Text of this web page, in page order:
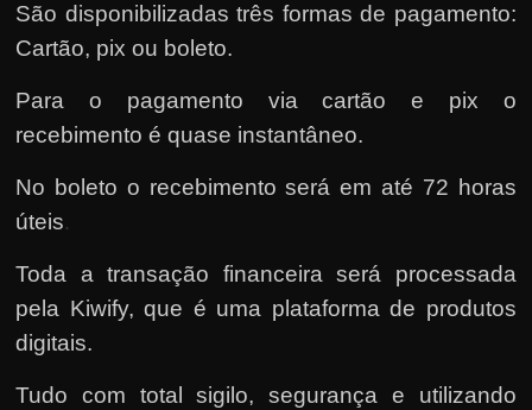
São disponibilizadas três formas de pagamento:
Cartão, pix ou boleto.
Para o pagamento via cartão e pix o
recebimento é quase instantâneo.
No boleto o recebimento será em até 72 horas
úteis.
Toda a transação financeira será processada
pela Kiwify, que é uma plataforma de produtos
digitais.
Tudo com total sigilo, segurança e utilizando